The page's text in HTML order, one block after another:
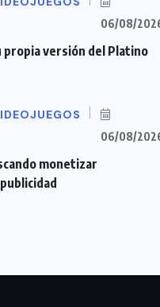
06/08/
propia versión del Platino
06/08/
monetizar